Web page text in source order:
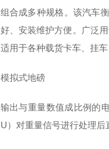
组合成多种规格。该汽车
好、安装维护方便。广泛
适用于各种载货卡车、挂
模拟式地磅
输出与重量数值成比例的
U）对重量信号进行处理